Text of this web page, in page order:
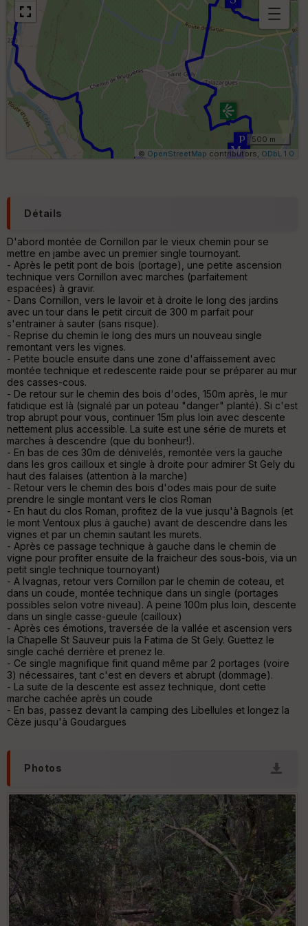
B
ki
ri
q
tu
N
he
r
d
é
p
ar
t
ar
ri
é
Fil
tr
e
P
ou
le
eu
r
Tr
an
sp
ar
en
ce
Po
int
500 m
© OpenStreetMap contributors, ODbL 1.0
Détails
D'abord montée de Cornillon par le vieux chemin pour se
mettre en jambe avec un premier single tournoyant.
- Après le petit pont de bois (portage), une petite ascension
technique vers Cornillon avec marches (parfaitement
espacées) à gravir.
- Dans Cornillon, vers le lavoir et à droite le long des jardins
avec un tour dans le petit circuit de 300 m parfait pour
s'entrainer à sauter (sans risque).
- Reprise du chemin le long des murs un nouveau single
remontant vers les vignes.
- Petite boucle ensuite dans une zone d'affaissement avec
montée technique et redescente raide pour se préparer au mur
des casses-cous.
- De retour sur le chemin des bois d'odes, 150m après, le mur
fatidique est là (signalé par un poteau "danger" planté). Si c'est
trop abrupt pour vous, continuer 15m plus loin avec descente
nettement plus accessible. La suite est une série de murets et
marches à descendre (que du bonheur!).
- En bas de ces 30m de dénivelés, remontée vers la gauche
dans les gros cailloux et single à droite pour admirer St Gely du
haut des falaises (attention à la marche)
- Retour vers le chemin des bois d'odes mais pour de suite
prendre le single montant vers le clos Roman
- En haut du clos Roman, profitez de la vue jusqu'à Bagnols (et
le mont Ventoux plus à gauche) avant de descendre dans les
vignes et par un chemin sautant les murets.
- Après ce passage technique à gauche dans le chemin de
vigne pour profiter ensuite de la fraicheur des sous-bois, via un
petit single technique tournoyant)
- A Ivagnas, retour vers Cornillon par le chemin de coteau, et
dans un coude, montée technique dans un single (portages
possibles selon votre niveau). A peine 100m plus loin, descente
dans un single casse-gueule (cailloux)
- Après ces émotions, traversée de la vallée et ascension vers
la Chapelle St Sauveur puis la Fatima de St Gely. Guettez le
single caché derrière et prenez le.
- Ce single magnifique finit quand même par 2 portages (voire
3) nécessaires, tant c'est en devers et abrupt (dommage).
- La suite de la descente est assez technique, dont cette
marche cachée après un coude
- En bas, passez devant la camping des Libellules et longez la
Cèze jusqu'à Goudargues
Photos